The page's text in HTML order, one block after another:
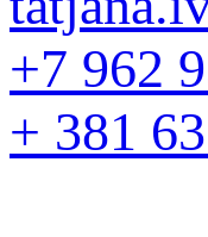
+7 962
+ 381